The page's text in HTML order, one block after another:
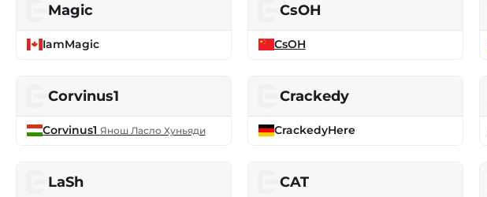
Magic
IamMagic
CsOH
CsOH
Corvinus1
Corvinus1 Янош Ласло Хуньяди
Crackedy
CrackedyHere
LaSh CAT